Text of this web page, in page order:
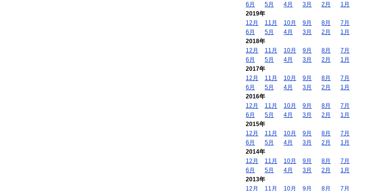
6月
5月 4月 3月 2月
1月
2019年
12月
11月 10月 9月 8月
7月
6月
5月 4月 3月 2月
1月
2018年
12月
11月 10月 9月 8月
7月
6月
5月 4月 3月 2月
1月
2017年
12月
11月 10月 9月 8月
7月
6月
5月 4月 3月 2月
1月
2016年
12月
11月 10月 9月 8月
7月
6月
5月 4月 3月 2月
1月
2015年
12月
11月 10月 9月 8月
7月
6月
5月 4月 3月 2月
1月
2014年
12月
11月 10月 9月 8月
7月
6月
5月 4月 3月 2月
1月
2013年
12月
11月 10月 9月 8月 7月